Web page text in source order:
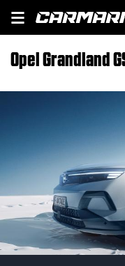
Opel Grandland